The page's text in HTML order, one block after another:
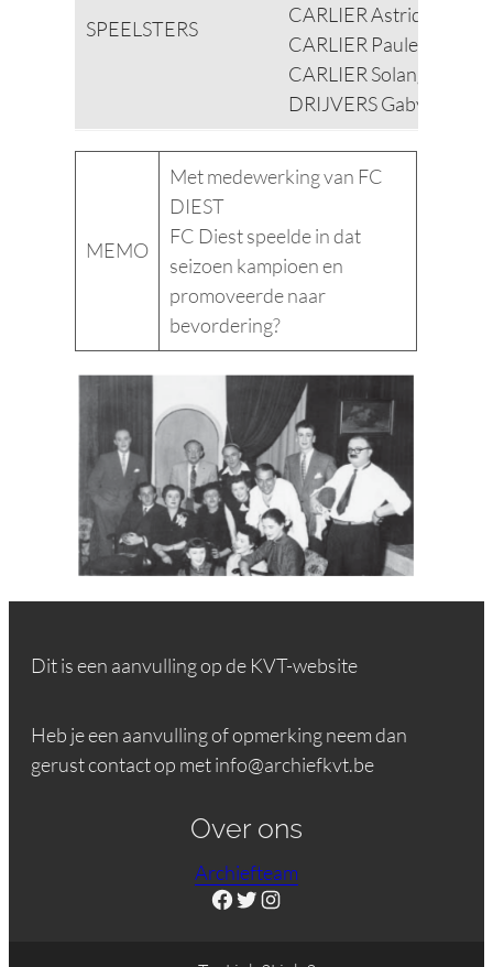
SPEELSTERS
CARLIER Astrid
CARLIER Paulette
CARLIER Solange
DRIJVERS Gaby
MEMO
Met medewerking van FC
DIEST
FC Diest speelde in dat
seizoen kampioen en
promoveerde naar
bevordering?
Dit is een aanvulling op de KVT-website
Heb je een aanvulling of opmerking neem dan
gerust contact op met info@archiefkvt.be
Over ons
Archiefteam
Facebook Twitter Instagram